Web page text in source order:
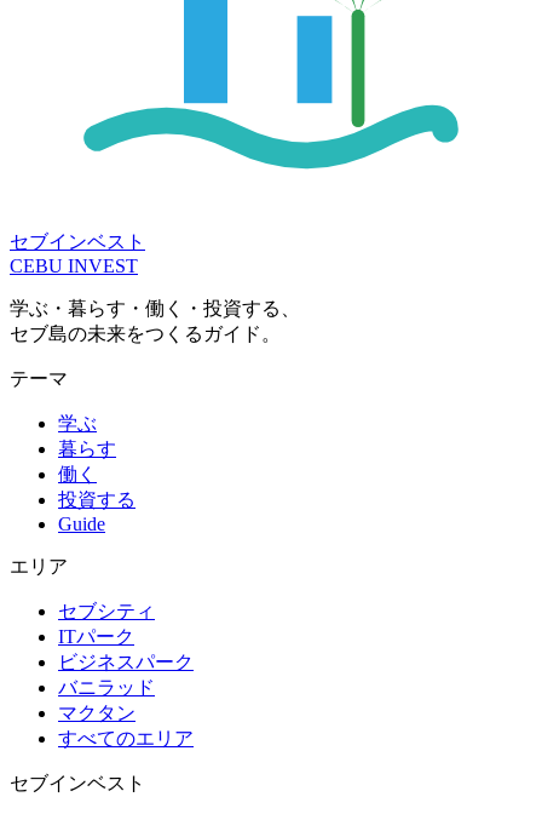
セブインベスト
CEBU INVEST
学ぶ・暮らす・働く・投資する、
セブ島の未来をつくるガイド。
テーマ
学ぶ
暮らす
働く
投資する
Guide
エリア
セブシティ
ITパーク
ビジネスパーク
バニラッド
マクタン
すべてのエリア
セブインベスト